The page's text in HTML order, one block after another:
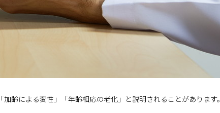
齢による変性」「年齢相応の老化」と説明されることがあります。